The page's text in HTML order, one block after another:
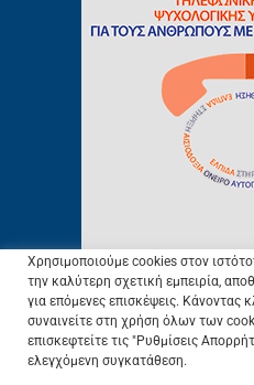
ΕΛ.Ε.ΑΝ.Α © 2003.Προστασία
Cookies
Χρησιμοποιούμε cookies στον
την καλύτερη σχετική εμπειρία,
για επόμενες επισκέψεις. Κάνοντας
συναινείτε στη χρήση όλων των
επισκεφτείτε τις "Ρυθμίσεις
ελεγχόμενη συγκατάθεση.